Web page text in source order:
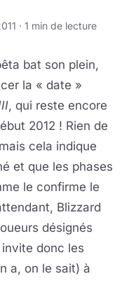
· 1 min de lecture
bat son plein,
la « date »
, qui reste encore
2012 ! Rien de
cela indique
et que les phases
le confirme le
Blizzard
désignés
donc les
a, on le sait) à